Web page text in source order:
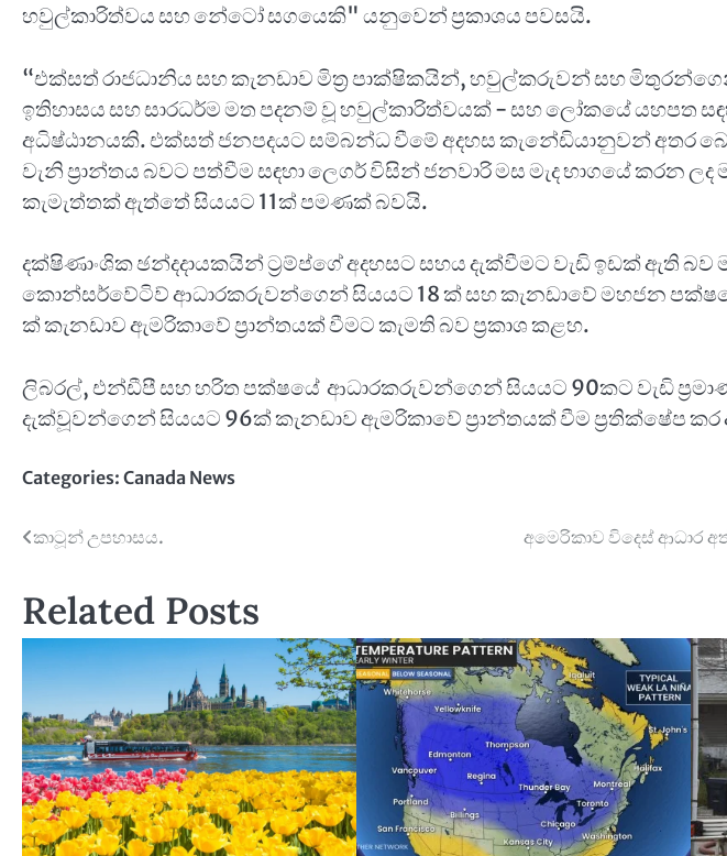
හවුල්කාරිත්වය සහ නේටෝ සගයෙකි" යනුවෙන් ප්‍රකාශය පවසයි.
“එක්සත් රාජධානිය සහ කැනඩාව මිත්‍ර පාක්ෂිකයින්, හවුල්කරුවන් සහ
ඉතිහාසය සහ සාරධර්ම මත පදනම් වූ හවුල්කාරිත්වයක් - සහ ලෝකයේ යහපත
අධිෂ්ඨානයකි. එක්සත් ජනපදයට සම්බන්ධ වීමේ අදහස කැනේඩියානුවන් අතර
වැනි ප්‍රාන්තය බවට පත්වීම සඳහා ලෙගර් විසින් ජනවාරි මස මැද භාගයේ කරන
කැමැත්තක් ඇත්තේ සියයට 11ක් පමණක් බවයි.
දක්ෂිණාංශික ඡන්දදායකයින් ට්‍රම්ප්ගේ අදහසට සහය දැක්වීමට වැඩි ඉඩක් ඇති
කොන්සර්වේටිව් ආධාරකරුවන්ගෙන් සියයට 18 ක් සහ කැනඩාවේ මහජන
ක් කැනඩාව ඇමරිකාවේ ප්‍රාන්තයක් වීමට කැමති බව ප්‍රකාශ කළහ.
ලිබරල්, එන්ඩීපී සහ හරිත පක්ෂයේ ආධාරකරුවන්ගෙන් සියයට 90කට වැඩි
දැක්වූවන්ගෙන් සියයට 96ක් කැනඩාව ඇමරිකාවේ ප්‍රාන්තයක් වීම ප්‍රතික්ෂේප
Categories: Canada News
Post
කාටූන් උපහාසය. අමෙරිකාව විදෙස් ආධාර
Related Posts